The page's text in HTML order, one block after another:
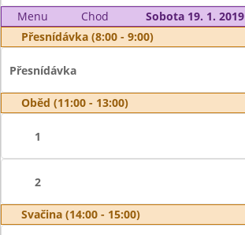
Menu
Chod
Sobota 19. 1. 2019
Přesnídávka (8:00 - 9:00)
Přesnídávka
Oběd (11:00 - 13:00)
1
2
Svačina (14:00 - 15:00)